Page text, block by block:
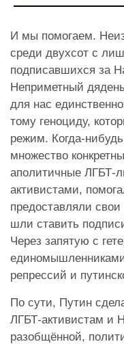
И мы помогаем.
среди двухсот с
подписавшихся за
Неприметный
для нас
тому геноциду,
режим. Когда-
множество
аполитичные ЛГБТ-
активистами,
предоставляли
шли ставить
Через запятую с
репрессий и
По сути, Путин
ЛГБТ-активистам и
разобщённой,